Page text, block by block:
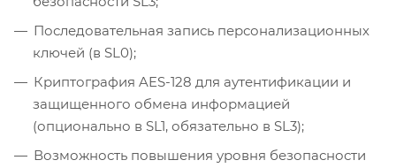
Последовательная запись персонализационных
ключей (в SL0);
Криптография AES-128 для аутентификации и
защищенного обмена информацией
(опционально в SL1, обязательно в SL3);
Возможность повышения уровня безопасности